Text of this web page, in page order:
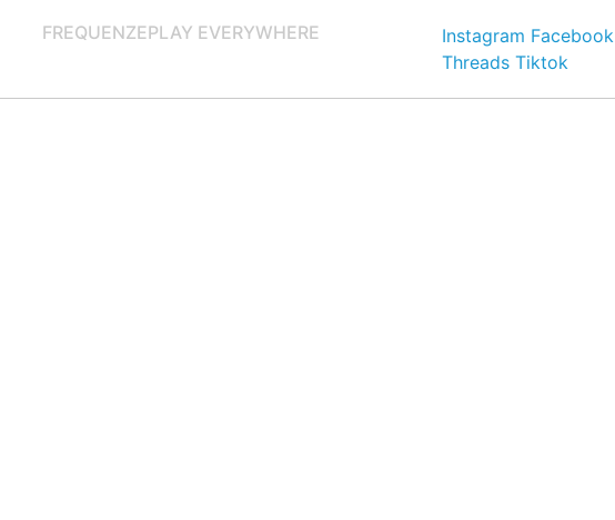
FREQUENZEPLAY EVERYWHERE Instagram Facebook
Threads Tiktok